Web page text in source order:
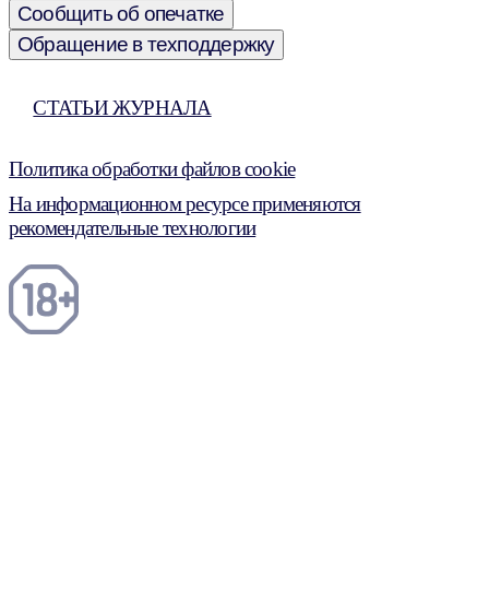
Сообщить об опечатке
Обращение в техподдержку
СТАТЬИ ЖУРНАЛА
Политика обработки файлов cookie
На информационном ресурсе применяются
рекомендательные технологии